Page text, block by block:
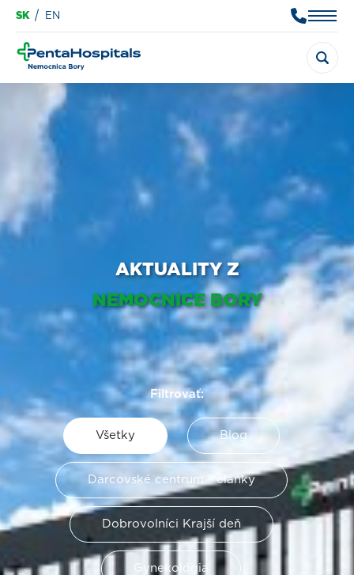
SK EN
AKTUALITY Z
NEMOCNICE BORY
Filtrovať:
Všetky Blog
Darcovské centrum - články
Dobrovolníci Krajší deň
Gynekológia